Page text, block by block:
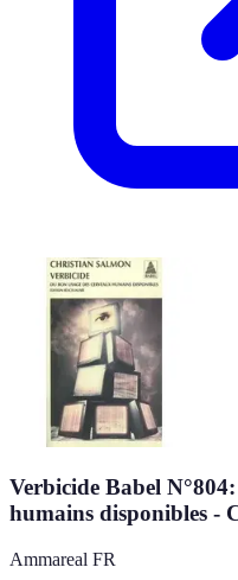
Verbicide Babel
humains disponibles -
Ammareal FR